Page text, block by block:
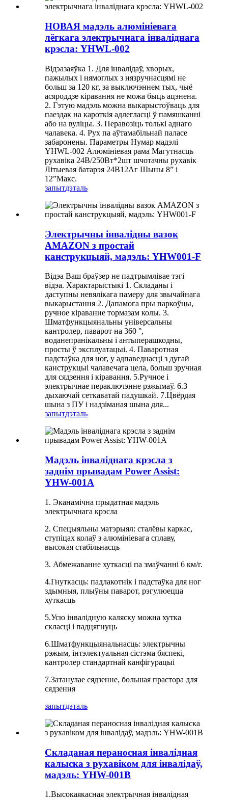
НОВАЯ мадэль алюмініевага
лёгкага электрычнага інваліднага
крэсла: YHWL-002
Відэазаяўка 1. Для інвалідаў, хворых,
пажылых і нямоглых з нязручнасцямі не
больш за 120 кг, за выключэннем тых, чыё
асяроддзе кіравання не можа быць ацэнена.
2. Гэтую мадэль можна выкарыстоўваць для
паездак на кароткія адлегласці ў памяшканні
або на вуліцы. 3. Перавозіць толькі аднаго
чалавека. 4. Рух па аўтамабільнай паласе
забаронены. Параметры Нумар мадэлі
YHWL-002 Алюмініевая рама Магутнасць
рухавіка 24В/250Вт*2шт шчотачны рухавік
Літыевая батарэя 24В12Аг Шыны 8” і
12”Макс.
запытдэталь
Электрычны інвалідны вазок
AMAZON з простай
канструкцыяй, мадэль: YHW001-F
Відэа Ваш браўзер не падтрымлівае тэгі
відэа. Характарыстыкі 1. Складаны і
даступны невялікага памеру для звычайнага
выкарыстання 2. Дапамога пры паркоўцы,
ручное кіраванне тормазам колы. 3.
Шматфункцыянальны універсальны
кантролер, паварот на 360 °,
воданепранікальны і антыперашкодны,
просты ў эксплуатацыі. 4. Паваротная
падстаўка для ног, у адпаведнасці з дугай
канструкцыі чалавечага цела, больш зручная
для сядзення і кіравання. 5.Ручное і
электрычнае пераключэнне рэжымаў. 6.З
дыхаючай сеткаватай падушкай. 7.Цвёрдая
шына з ПУ і надзіманая шына для...
запытдэталь
Мадэль інваліднага крэсла з
заднім прывадам Power Assist:
YHW-001A
1. Эканамічна прыдатная мадэль
электрычнага крэсла
2. Спецыяльны матэрыял: сталёвы каркас,
ступіцах колаў з алюмініевага сплаву,
высокая стабільнасць
3. Абмежаванне хуткасці па змаўчанні 6 км/г.
4.Гнуткасць: падлакотнік і падстаўка для ног
здымныя, плыўны паварот, рэгулюецца
хуткасць
5.Усю інвалідную каляску можна хутка
скласці і падцягнуць
6.Шматфункцыянальнасць: электрычны
рэжым, інтэлектуальная сістэма бяспекі,
кантролер стандартнай канфігурацыі
7.Затанулае сядзенне, большая прастора для
сядзення
запытдэталь
Складаная пераносная інвалідная
калыска з рухавіком для інвалідаў,
мадэль: YHW-001B
1.Высокаякасная электрычная інвалідная